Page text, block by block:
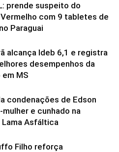
prende suspeito do
com 9 tabletes de
Paraguai
alcança Ideb 6,1 e registra
desempenhos da
MS
condenações de Edson
e cunhado na
Lama Asfáltica
Filho reforça